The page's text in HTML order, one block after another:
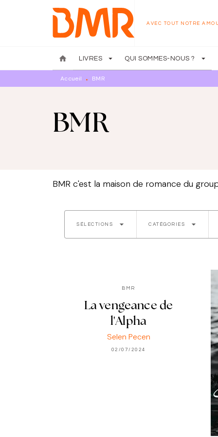
MENU RECHERCHE
AVEC TOUT NOTRE
home LIVRES arrow_drop_down QUI SOMMES-NOUS ? arrow_drop_down
Accueil • BMR
BMR
BMR c'est la maison de romance du
SÉLECTIONS arrow_drop_down CATÉGORIES arrow_drop_down
BMR
La vengeance de
l'Alpha
Selen Pecen
02/07/2024